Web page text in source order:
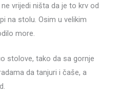
vrijedi ništa da je to krv od
na stolu. Osim u velikim
more.
stolove, tako da sa gornje
da tanjuri i čaše, a